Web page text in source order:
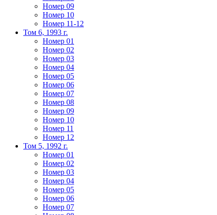
Номер 09
Номер 10
Номер 11-12
Том 6, 1993 г.
Номер 01
Номер 02
Номер 03
Номер 04
Номер 05
Номер 06
Номер 07
Номер 08
Номер 09
Номер 10
Номер 11
Номер 12
Том 5, 1992 г.
Номер 01
Номер 02
Номер 03
Номер 04
Номер 05
Номер 06
Номер 07